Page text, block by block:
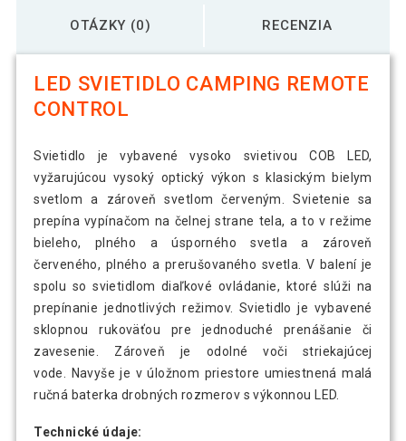
OTÁZKY (0) RECENZIA
LED SVIETIDLO CAMPING REMOTE
CONTROL
Svietidlo je vybavené vysoko svietivou COB LED,
vyžarujúcou vysoký optický výkon s klasickým bielym
svetlom a zároveň svetlom červeným. Svietenie sa
prepína vypínačom na čelnej strane tela, a to v režime
bieleho, plného a úsporného svetla a zároveň
červeného, ​​plného a prerušovaného svetla. V balení je
spolu so svietidlom diaľkové ovládanie, ktoré slúži na
prepínanie jednotlivých režimov. Svietidlo je vybavené
sklopnou rukoväťou pre jednoduché prenášanie či
zavesenie. Zároveň je odolné voči striekajúcej
vode. Navyše je v úložnom priestore umiestnená malá
ručná baterka drobných rozmerov s výkonnou LED.
Technické údaje: